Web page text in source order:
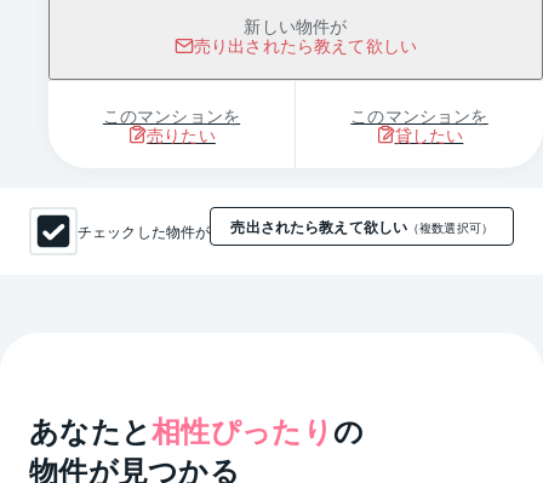
新しい物件が
売り出されたら教えて欲しい
このマンションを
売りたい
このマンションを
貸したい
チェックした物件が 売出されたら教えて欲しい （複数選択可）
あなたと相性ぴったり の
物件が見つかる